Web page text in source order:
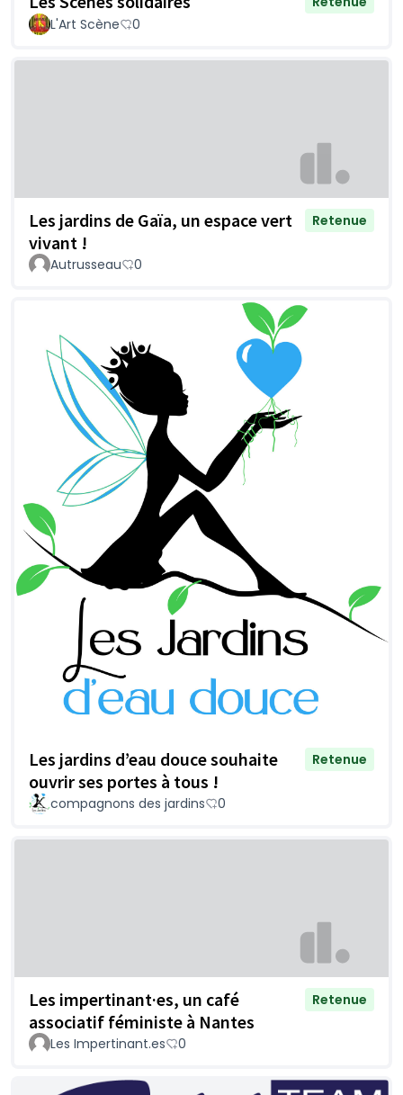
L'Art Scène
0
Les jardins de Gaïa, un espace vert
vivant !
Retenue
Autrusseau 0
Les jardins d’eau douce souhaite
ouvrir ses portes à tous !
Retenue
compagnons des jardins 0
Les impertinant·es, un café
associatif féministe à Nantes
Retenue
Les Impertinant.es 0